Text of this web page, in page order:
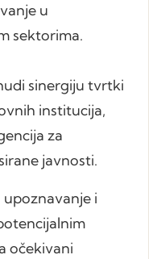
u
sektorima.
sinergiju tvrtki
institucija,
za
javnosti.
upoznavanje i
očekivani